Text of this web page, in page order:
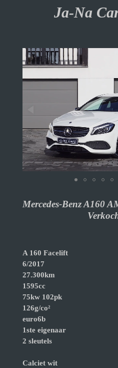
hoofdinhoud
Ja-Na
Mercedes-Benz A160
A 160 Facelift
6/2017
27.300km
1595cc
75kw 102pk
126g/co²
euro6b
1ste eigenaar
2 sleutels
Calciet wit